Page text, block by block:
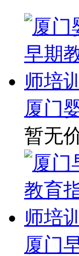
厦门
暂无
厦门